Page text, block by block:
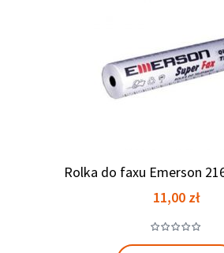
Rolka do faxu Emerson
Cena
11,00 zł